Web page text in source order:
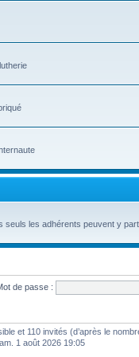
seuls les adhérents peuvent y
de passe :
et 110 invités (d’après le
1 août 2026 19:05